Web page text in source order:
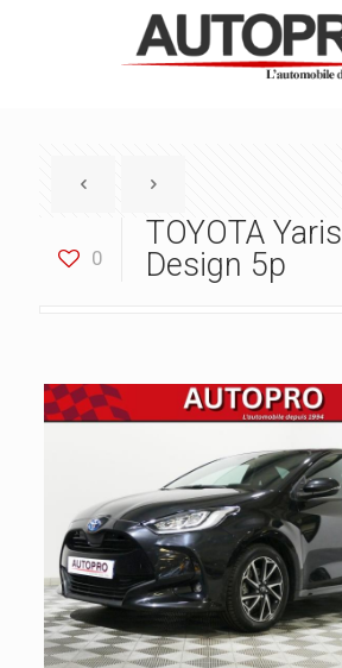
0
TOYOTA
Design 5p